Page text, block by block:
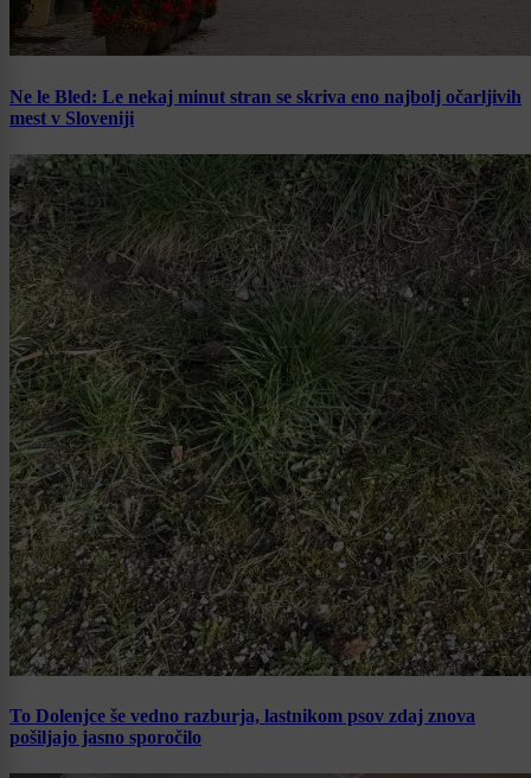
Ne le Bled: Le nekaj minut stran se skriva eno najbolj očarljivih
mest v Sloveniji
To Dolenjce še vedno razburja, lastnikom psov zdaj znova
pošiljajo jasno sporočilo